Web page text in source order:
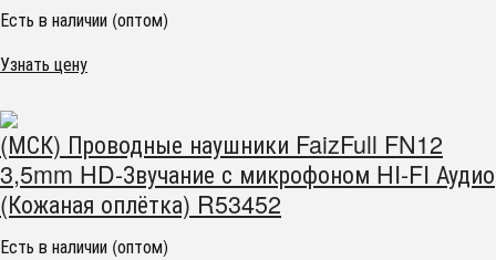
Есть в наличии (оптом)
Узнать цену
(МСК) Проводные наушники FaizFull FN12
3,5mm HD-Звучание с микрофоном HI-FI Аудио
(Кожаная оплётка) R53452
Есть в наличии (оптом)